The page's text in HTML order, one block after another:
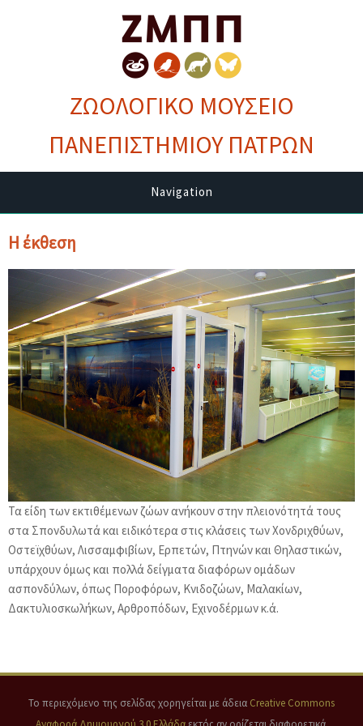
ΖΩΟΛΟΓΙΚΟ ΜΟΥΣΕΙΟ
ΠΑΝΕΠΙΣΤΗΜΙΟΥ ΠΑΤΡΩΝ
Navigation
Η έκθεση
Τα είδη των εκτιθέμενων ζώων ανήκουν στην πλειονότητά τους
στα Σπονδυλωτά και ειδικότερα στις κλάσεις των Χονδριχθύων,
Οστεϊχθύων, Λισσαμφιβίων, Ερπετών, Πτηνών και Θηλαστικών,
υπάρχουν όμως και πολλά δείγματα διαφόρων ομάδων
ασπονδύλων, όπως Ποροφόρων, Κνιδοζώων, Μαλακίων,
Δακτυλιοσκωλήκων, Αρθροπόδων, Εχινοδέρμων κ.ά.
Το περιεχόμενο της σελίδας χορηγείται με άδεια Creative Commons